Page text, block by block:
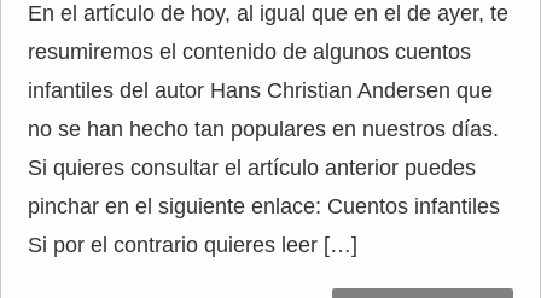
En el artículo de hoy, al igual que en el de ayer, te
resumiremos el contenido de algunos cuentos
infantiles del autor Hans Christian Andersen que
no se han hecho tan populares en nuestros días.
Si quieres consultar el artículo anterior puedes
pinchar en el siguiente enlace: Cuentos infantiles
Si por el contrario quieres leer […]